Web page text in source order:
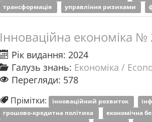
трансформація
управління ризиками
Інноваційна економіка №
Рік видання: 2024
Галузь знань: Економіка /
Перегляди: 578
Прімітки: інноваційний розвиток
грошово-кредитна політика
економічна